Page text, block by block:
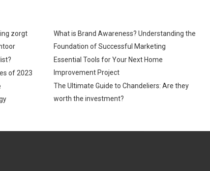
zorgt
of 2023
What is Brand Awareness? Understanding the
Foundation of Successful Marketing
Essential Tools for Your Next Home
Improvement Project
The Ultimate Guide to Chandeliers: Are they
worth the investment?